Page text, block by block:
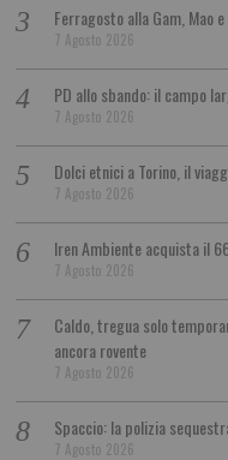
Ferragosto alla Gam, Mao
7 Agosto 2026
PD allo sbando: il campo
7 Agosto 2026
Dolci etnici a Torino, il
7 Agosto 2026
Iren Ambiente acquista il
7 Agosto 2026
Caldo, tregua solo
ancora rovente
7 Agosto 2026
Spaccio: la polizia
7 Agosto 2026